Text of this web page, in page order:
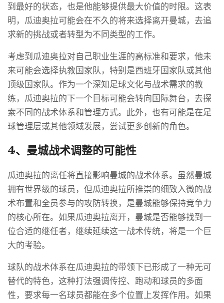
到最好的状态，也是他能够提供最大价值的时限。这表
明，瓜迪奥拉可能会在不久的将来选择离开曼城，去追
求新的挑战或者转型为不同类型的工作。
考虑到瓜迪奥拉对自己职业生涯的高标准和要求，他未
来可能会选择执教国家队，特别是西班牙国家队或其他
顶级国家队。作为一个深知足球文化与战术需求的教
练，瓜迪奥拉的下一个目标可能会转向国际舞台，去探
索不同的战术体系和管理方式。此外，也有可能是在足
球管理层或其他领域发展，尝试更多创新的角色。
4、曼城战术调整的可能性
瓜迪奥拉的离任将直接影响曼城的战术体系。虽然曼城
拥有世界级的球员，但瓜迪奥拉所推崇的细致入微的战
术布置和全员参与的攻防转换，是曼城能够保持竞争力
的核心所在。如果瓜迪奥拉离开，曼城是否能够找到一
位合适的继任者，继续延续这一战术传统，将是一个巨
大的考验。
球队的战术体系在瓜迪奥拉的带领下已形成了一种无可
替代的特色，这种打法强调传控、跑动和球员的多面
性，要求每一名球员都能在多个位置上发挥作用。如果